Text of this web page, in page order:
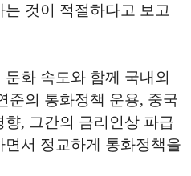
것이 적절하다고 보고
화 속도와 함께 국내외
준의 통화정책 운용, 중국
, 그간의 금리인상 파급
서 정교하게 통화정책을